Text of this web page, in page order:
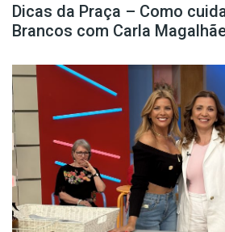
Dicas da Praça – Como
Brancos com Carla